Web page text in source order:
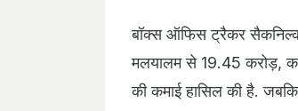
बॉक्स ऑफिस ट्रैकर
मलयालम से 19.45 करोड़,
की कमाई हासिल की है.